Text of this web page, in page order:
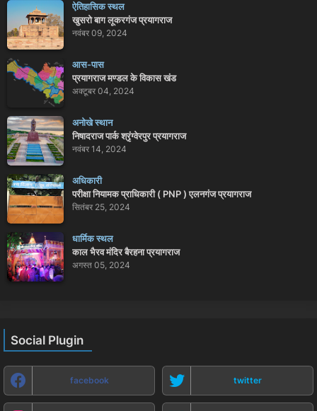
ऐतिहासिक स्थल
खुसरो बाग लूकरगंज प्रयागराज
नवंबर 09, 2024
आस-पास
प्रयागराज मण्डल के विकास खंड
अक्टूबर 04, 2024
अनोखे स्थान
निषादराज पार्क श्रृंग्वेरपुर प्रयागराज
नवंबर 14, 2024
अधिकारी
परीक्षा नियामक प्राधिकारी ( PNP ) एलनगंज प्रयागराज
सितंबर 25, 2024
धार्मिक स्थल
काल भैरव मंदिर बैरहना प्रयागराज
अगस्त 05, 2024
Social Plugin
facebook twitter